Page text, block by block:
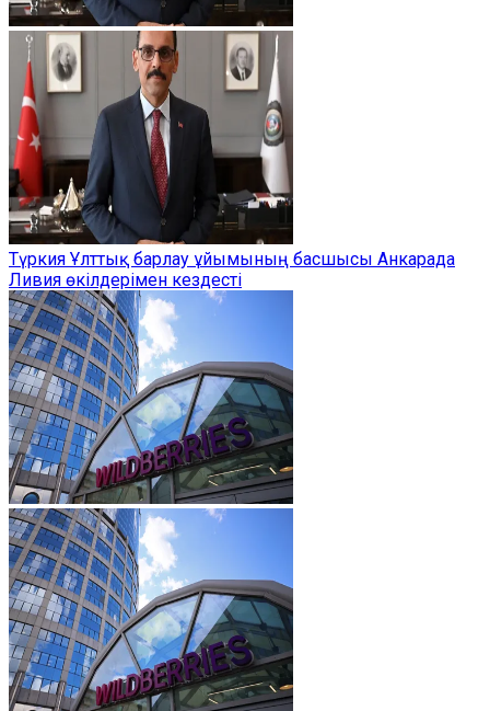
Түркия Ұлттық барлау ұйымының басшысы Анкарада
Ливия өкілдерімен кездесті